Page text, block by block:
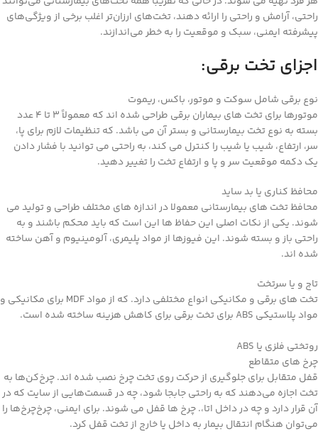
راحتی، آرامش و راحتی را ارائه دهند، تخت‌های ارزان‌تر اغلب برخی از ویژگی‌های
پیشرفته ایمنی، سبک و موقعیت را به خطر می‌اندازند.
اجزای تخت برقی:
نوع برقی شامل سوکت و موتور، باکس، ریموت
موتورها برای تخت های بیماران برقی طراحی شده اند که معمولاً 3 تا 4 عدد
بسته به نوع تخت بیمارستانی و بستر آن می باشد. که تنظیمات لازم برای پا،
سر، ارتفاع، شیب یا شیب را کنترل می کند، به راحتی می توانید با فشار دادن
یک دکمه موقعیت سر و پا و ارتفاع تخت را تغییر دهید.
محافظ کناری یا بد ساید
محافظ تخت های بیمارستانی معمولا در اندازه های مختلف طراحی و تولید می
شوند. یکی از نکات اصلی این حفاظ ها این است که باید محکم باشند و به
راحتی باز و بسته شوند. این فیوزها از مواد پلیمری، آلومینیوم و آهن ساخته
شده اند.
تاج و یا سرتخت
تخت های برقی و مکانیکی انواع مختلفی دارد. که از مواد MDF برای مکانیکی و
مواد پلاستیکی ABS برای تخت برقی برای کاهش هزینه ساخته شده است.
روتختی فلزی یا ABS
چرخ های متقاطع
قفل متقابل برای جلوگیری از حرکت روی تخت چرخ نصب شده اند. چرخ‌کن‌ها به
تخت اجازه می‌دهند که به راحتی جابجا شود، چه در قسمت‌هایی از سایت که در
آن قرار دارد و چه در داخل اتا،. چرخ ها قفل می شوند. برای ایمنی، چرخ‌چرخ‌ها را
می‌توان هنگام انتقال بیمار به داخل یا خارج از تخت قفل کرد.